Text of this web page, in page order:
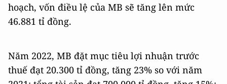
hoạch, vốn điều lệ của MB sẽ tăng lên mức
46.881 tỉ đồng.
Năm 2022, MB đặt mục tiêu lợi nhuận trước
thuế đạt 20.300 tỉ đồng, tăng 23% so với năm